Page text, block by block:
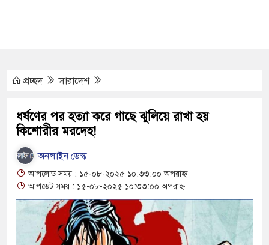
পাটের দরপতন চাষিরা হতাশ
অস্থিতিশীলতা তৈরিতে একটি চক্র সক্রিয়:
নিয়ে দ্বন্দ্ব, ছুরিকাঘাতে যুবলীগ নেতা
সময় পাঁচতলা ভবন থেকে পড়ে ছাত্রদল
গঠন
প্রচ্ছদ সারাদেশ
ধর্ষণের পর হত্যা করে গাছে ঝুলিয়ে রাখা হয়
কিশোরীর মরদেহ!
অনলাইন ডেস্ক
আপলোড সময় : ১৫-০৮-২০২৫ ১০:৩৩:০০ অপরাহ্ন
আপডেট সময় : ১৫-০৮-২০২৫ ১০:৩৩:০০ অপরাহ্ন